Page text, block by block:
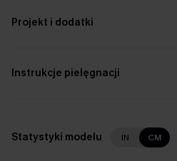
Projekt i dodatki
Instrukcje pielęgnacji
Statystyki modelu IN CM